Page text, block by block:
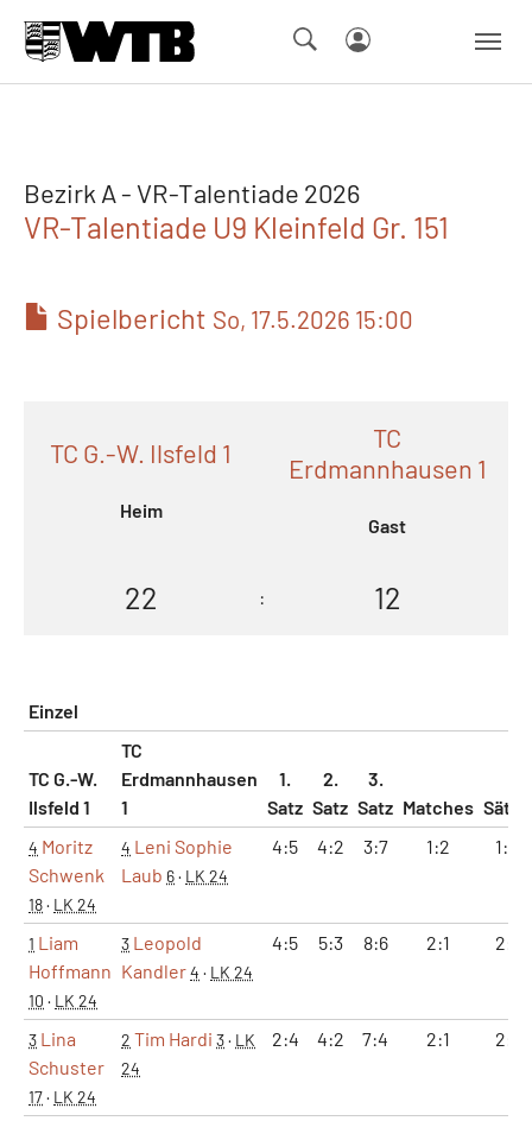
Bezirk A - VR-Talentiade 2026
VR-Talentiade U9 Kleinfeld Gr. 151
Spielbericht So, 17.5.2026 15:00
TC G.-W. Ilsfeld 1
Heim
TC
Erdmannhausen 1
Gast
22 : 12
Einzel
TC G.-W.
Ilsfeld 1
TC
Erdmannhausen
1
1.
Satz
2.
Satz
3.
Satz Matches Sätze
4 Moritz
Schwenk
18· LK 24
4 Leni Sophie
Laub 6· LK 24
4:5 4:2 3:7 1:2 1:2
1 Liam
Hoffmann
10 · LK 24
3 Leopold
Kandler4 · LK 24
4:5 5:3 8:6 2:1 2:1
3 Lina
Schuster
17· LK 24
2 Tim Hardi 3· LK
24
2:4 4:2 7:4 2:1 2:1